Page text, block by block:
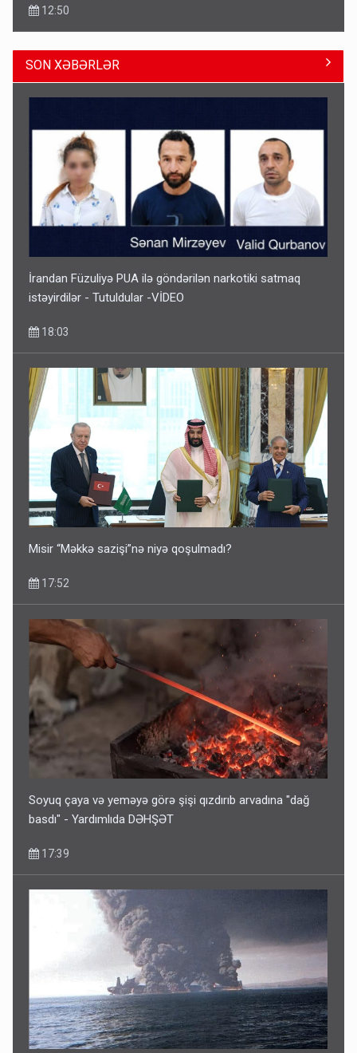
12:50
Paşinyan Əliyevə zəng etməsindən danışdı
İlham Əliyev müharibədə də, sülhdə də qalib gəldi -
Hikmət Hacıyev
15:02
Pakistan prezidentindən Azərbaycanla bağlı açıqlama
13:58
SON XƏBƏRLƏR
İrandan Füzuliyə PUA ilə göndərilən narkotiki satmaq
istəyirdilər - Tutuldular -VİDEO
18:03
Misir “Məkkə sazişi”nə niyə qoşulmadı?
17:52
Soyuq çaya və yeməyə görə şişi qızdırıb arvadına "dağ
basdı" - Yardımlıda DƏHŞƏT
17:39